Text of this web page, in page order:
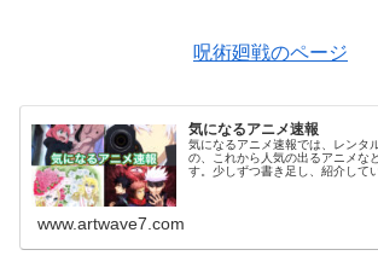
呪術廻戦のページ
気になるアニメ速報
気になるアニメ速報では、レンタ
の、これから人気の出るアニメな
す。少しずつ書き足し、紹介して
www.artwave7.com